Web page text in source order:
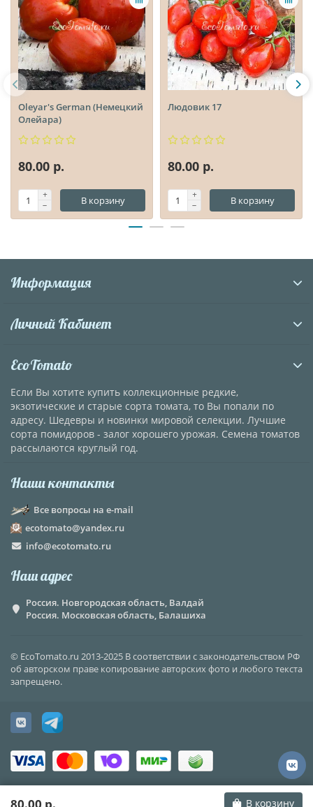
Oleyar's German (Немецкий
Олейара)
80.00 р.
В корзину
Людовик 17
80.00 р.
В корзину
Информация
Личный Кабинет
EcoTomato
Если Вы хотите купить коллекционные редкие,
экзотические и старые сорта томата, то Вы попали по
адресу. Шедевры и новинки мировой селекции. Лучшие
сорта помидоров - залог хорошего урожая. Семена томатов
рассылаются круглый год.
Наши контакты
Все вопросы на e-mail
ecotomato@yandex.ru
info@ecotomato.ru
Наш адрес
Россия. Новгородская область, Валдай
Россия. Московская область, Балашиха
© EcoTomato.ru 2013-2025 В соответствии с законодательством РФ
об авторском праве копирование авторских фото и любого текста
запрещено.
80.00 р. В корзину